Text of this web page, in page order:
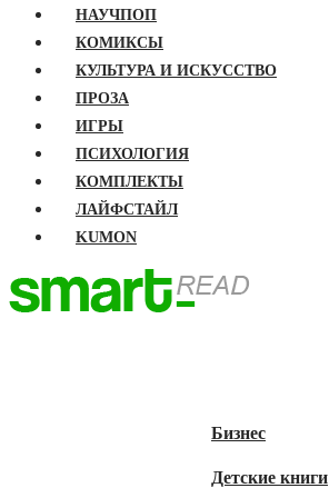
НАУЧПОП
КОМИКСЫ
КУЛЬТУРА И ИСКУССТВО
ПРОЗА
ИГРЫ
ПСИХОЛОГИЯ
КОМПЛЕКТЫ
ЛАЙФСТАЙЛ
KUMON
Бизнес
Детские книги